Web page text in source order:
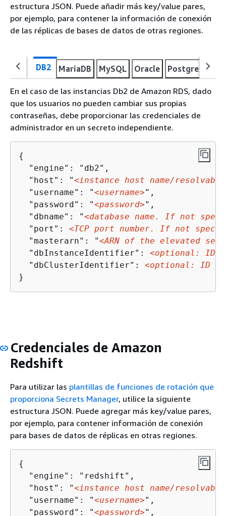
estructura JSON. Puede añadir más key/value pares,
por ejemplo, para contener la información de conexión
de las réplicas de bases de datos de otras regiones.
DB2 MariaDB MySQL Oracle Postgres
En el caso de las instancias Db2 de Amazon RDS, dado
que los usuarios no pueden cambiar sus propias
contraseñas, debe proporcionar las credenciales de
administrador en un secreto independiente.
{
  "engine": "db2",
  "host": "
<instance host name/resolvable
  "username": "
<username>",
  "password": "
<password>",
  "dbname": "
<database name. If not
  "port":
<TCP port number. If not
  "masterarn": "
<ARN of the elevated
  "dbInstanceIdentifier":
<optional: ID
  "dbClusterIdentifier":
<optional: ID
}
Credenciales de Amazon
Redshift
Para utilizar las plantillas de funciones de rotación que
proporciona Secrets Manager, utilice la siguiente
estructura JSON. Puede agregar más key/value pares,
por ejemplo, para contener información de conexión
para bases de datos de réplicas en otras regiones.
{
  "engine": "redshift",
  "host": "
<instance host name/resolvable
  "username": "
<username>",
  "password": "
<password>",